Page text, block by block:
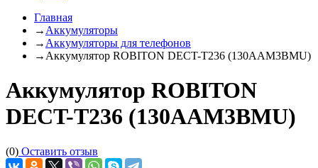
Главная
→ Аккумуляторы
→ Аккумуляторы для телефонов
→ Аккумулятор ROBITON DECT-T236 (130AAM3BMU)
Аккумулятор ROBITON
DECT-T236 (130AAM3BMU)
(0) Оставить отзыв